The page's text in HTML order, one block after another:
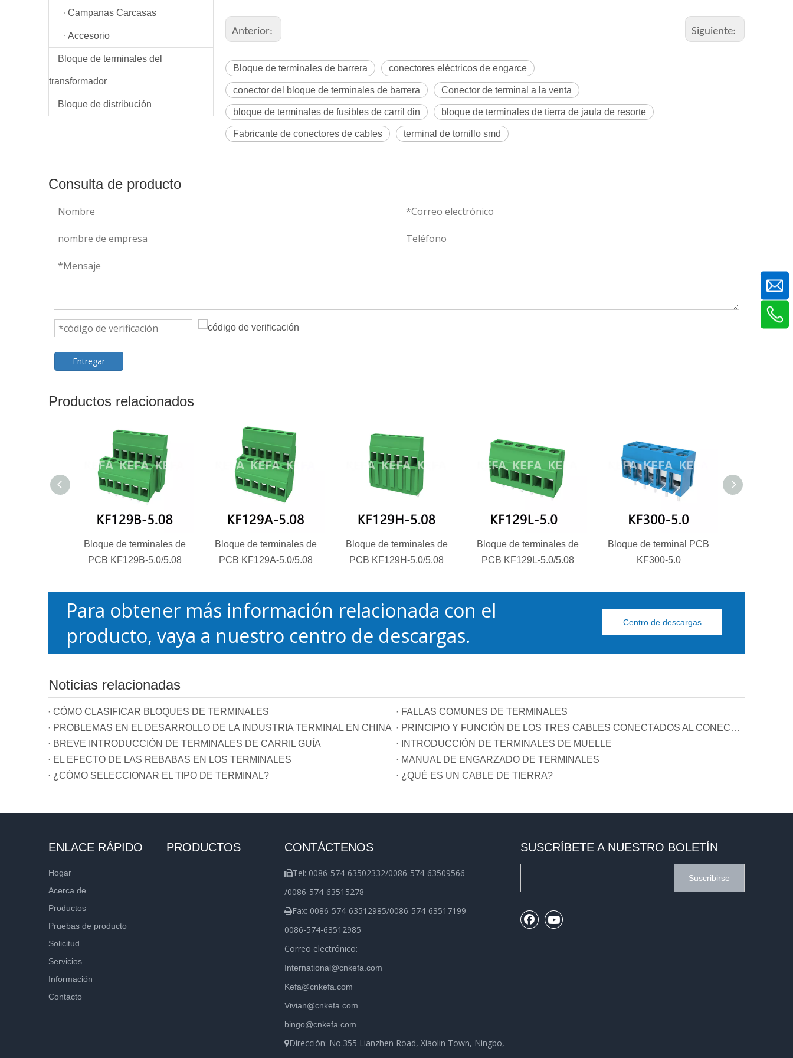
Campanas Carcasas
Accesorio
Bloque de terminales del
transformador
Bloque de distribución
Anterior: Siguiente:
Bloque de terminales de barrera conectores eléctricos de engarce
conector del bloque de terminales de barrera Conector de terminal a la venta
bloque de terminales de fusibles de carril din bloque de terminales de tierra de jaula de resorte
Fabricante de conectores de cables terminal de tornillo smd
Consulta de producto
Entregar
Productos relacionados
Bloque de terminales de
PCB KF129B-5.0/5.08
Bloque de terminales de
PCB KF129A-5.0/5.08
Bloque de terminales de
PCB KF129H-5.0/5.08
Bloque de terminales de
PCB KF129L-5.0/5.08
Bloque de terminal PCB
KF300-5.0
Para obtener más información relacionada con el
producto, vaya a nuestro centro de descargas.
Centro de descargas
Noticias relacionadas
CÓMO CLASIFICAR BLOQUES DE TERMINALES
FALLAS COMUNES DE TERMINALES
PROBLEMAS EN EL DESARROLLO DE LA INDUSTRIA TERMINAL EN CHINA
PRINCIPIO Y FUNCIÓN DE LOS TRES CABLES CONECTADOS AL CONECTOR DE COMPENSACIÓN DE POTENCIA REACTIVA
BREVE INTRODUCCIÓN DE TERMINALES DE CARRIL GUÍA
INTRODUCCIÓN DE TERMINALES DE MUELLE
EL EFECTO DE LAS REBABAS EN LOS TERMINALES
MANUAL DE ENGARZADO DE TERMINALES
¿CÓMO SELECCIONAR EL TIPO DE TERMINAL?
¿QUÉ ES UN CABLE DE TIERRA?
ENLACE RÁPIDO
Hogar
Acerca de
Productos
Pruebas de producto
Solicitud
Servicios
Información
Contacto
PRODUCTOS CONTÁCTENOS
Tel: 0086-574-63502332/0086-574-63509566
/0086-574-63515278
Fax: 0086-574-63512985/0086-574-63517199
0086-574-63512985
Correo electrónico:
International@cnkefa.com
Kefa@cnkefa.com
Vivian@cnkefa.com
bingo@cnkefa.com
Dirección: No.355 Lianzhen Road, Xiaolin Town, Ningbo,
SUSCRÍBETE A NUESTRO BOLETÍN
Suscribirse